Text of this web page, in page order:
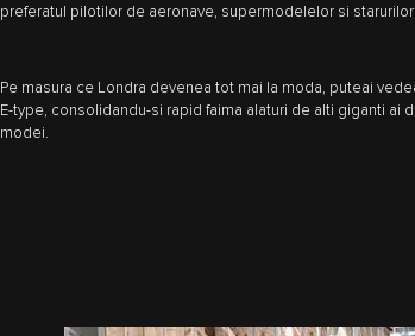
preferatul pilotilor de aeronave, supermodelelor si
Pe masura ce Londra devenea tot mai la moda, puteai
E‑type, consolidandu-si rapid faima alaturi de alti giganti ai
modei.